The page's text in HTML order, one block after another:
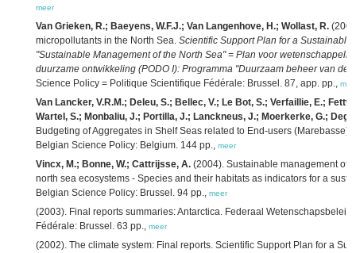
meer
Van Grieken, R.; Baeyens, W.F.J.; Van Langenhove, H.; Wollast, R.
micropollutants in the North Sea. Scientific Support Plan for a
"Sustainable Management of the North Sea" = Plan voor
duurzame ontwikkeling (PODO I): Programma "Duurzaam beheer van de
Science Policy = Politique Scientifique Fédérale: Brussel. 87, app. pp.,
Van Lancker, V.R.M.; Deleu, S.; Bellec, V.; Le Bot, S.; Verfaillie, E.;
Wartel, S.; Monbaliu, J.; Portilla, J.; Lanckneus, J.; Moerkerke, G.;
Budgeting of Aggregates in Shelf Seas related to End-users
Belgian Science Policy: Belgium. 144 pp., meer
Vincx, M.; Bonne, W.; Cattrijsse, A. (2004). Sustainable management of
north sea ecosystems - Species and their habitats as indicators for a
Belgian Science Policy: Brussel. 94 pp., meer
(2003). Final reports summaries: Antarctica. Federaal
Fédérale: Brussel. 63 pp., meer
(2002). The climate system: Final reports. Scientific Support Plan for a